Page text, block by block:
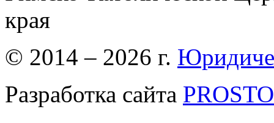
края
© 2014 – 2026 г.
Разработка сайта